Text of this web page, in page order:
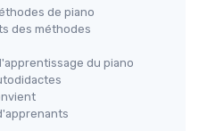
de piano
des méthodes
du piano